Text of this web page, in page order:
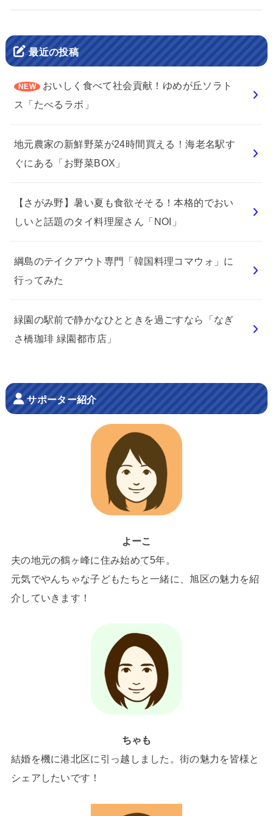
最近の投稿
おいしく食べて社会貢献！ゆめが丘ソラト
ス「たべるラボ」
地元農家の新鮮野菜が24時間買える！海老名駅す
ぐにある「お野菜BOX」
【さがみ野】暑い夏も食欲そそる！本格的でおい
しいと話題のタイ料理屋さん「NOI」
綱島のテイクアウト専門「韓国料理コマウォ」に
行ってみた
緑園の駅前で静かなひとときを過ごすなら「なぎ
さ橋珈琲 緑園都市店」
サポーター紹介
よーこ
夫の地元の鶴ヶ峰に住み始めて5年。
元気でやんちゃな子どもたちと一緒に、旭区の魅力を紹
介していきます！
ちゃも
結婚を機に港北区に引っ越しました。街の魅力を皆様と
シェアしたいです！